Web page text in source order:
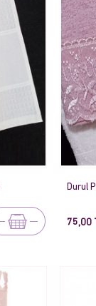
Durul
75,00